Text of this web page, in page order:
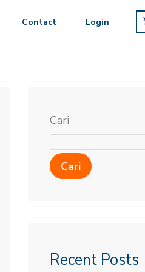
Contact Login
Cari
Cari
Recent Posts